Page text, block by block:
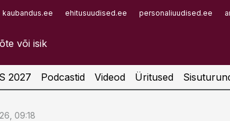
kaubandus.ee ehitusuudised.ee personaliuudised.ee
Infopank
2027 Podcastid Videod Üritused
09:18